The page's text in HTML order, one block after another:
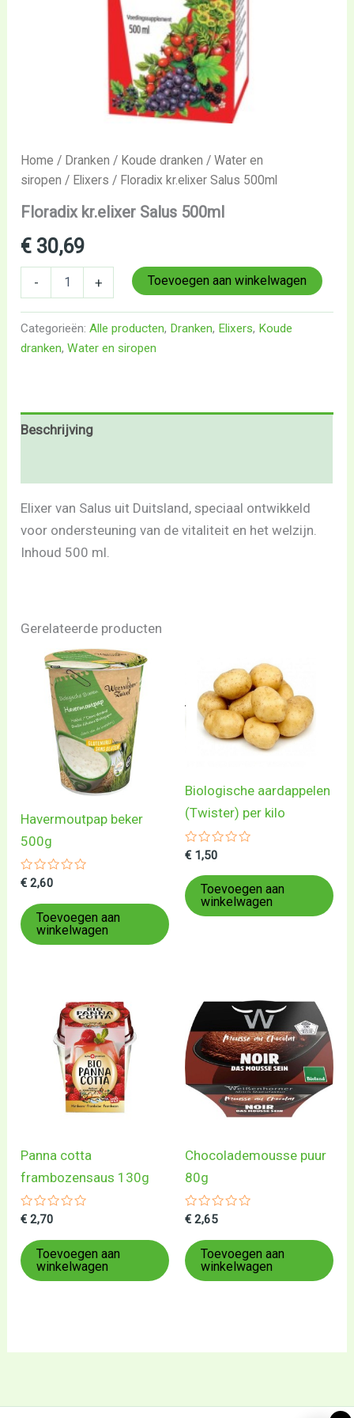
Home / Dranken / Koude dranken /Water en
siropen / Elixers / Floradix kr.elixer Salus 500ml
Floradix kr.elixer Salus 500ml
€ 30,69
- + Toevoegen aan winkelwagen
Categorieën:Alle producten, Dranken, Elixers, Koude
dranken,Water en siropen
Beschrijving
Elixer van Salus uit Duitsland, speciaal ontwikkeld
voor ondersteuning van de vitaliteit en het welzijn.
Inhoud 500 ml.
Gerelateerde producten
Havermoutpap beker
500g
Gewaardeerd
uit
5
€ 2,60
Toevoegen aan
winkelwagen
Biologische aardappelen
(Twister) per kilo
Gewaardeerd
uit
5
€ 1,50
Toevoegen aan
winkelwagen
Panna cotta
frambozensaus 130g
Gewaardeerd
uit
5
€ 2,70
Toevoegen aan
winkelwagen
Chocolademousse puur
80g
Gewaardeerd
uit
5
€ 2,65
Toevoegen aan
winkelwagen